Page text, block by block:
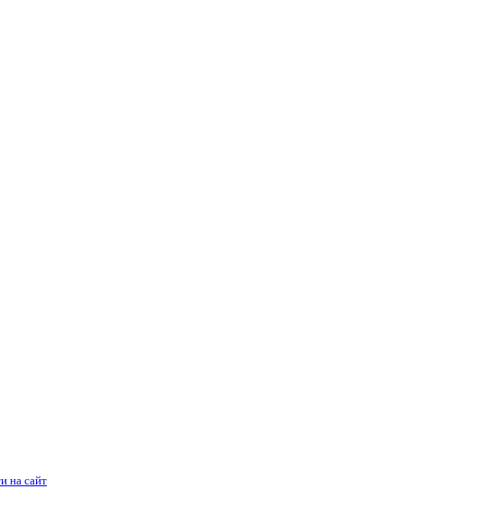
на сайт